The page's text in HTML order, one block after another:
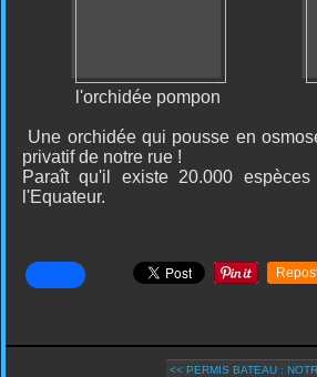
l'orchidée pompon
Une orchidée qui pousse en
privatif de notre rue !
Paraît qu'il existe 20.000
l'Equateur.
<< PERMIS BATEAU :